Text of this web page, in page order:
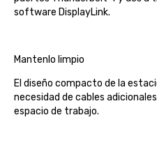
software DisplayLink.
Mantenlo limpio
El diseño compacto de la
necesidad de cables
espacio de trabajo.